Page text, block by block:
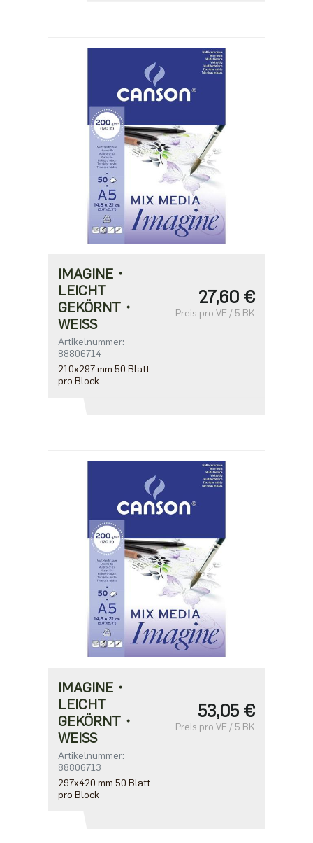
IMAGINE・
LEICHT
GEKÖRNT・
WEISS
Artikelnummer:
88806714
210x297 mm 50 Blatt
pro Block
27,60 €
Preis pro VE / 5 BK
IMAGINE・
LEICHT
GEKÖRNT・
WEISS
Artikelnummer:
88806713
297x420 mm 50 Blatt
pro Block
53,05 €
Preis pro VE / 5 BK